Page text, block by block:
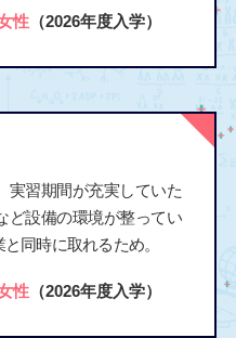
性（2026年度入学）
実習期間が充実していた
ど設備の環境が整ってい
同時に取れるため。
性（2026年度入学）